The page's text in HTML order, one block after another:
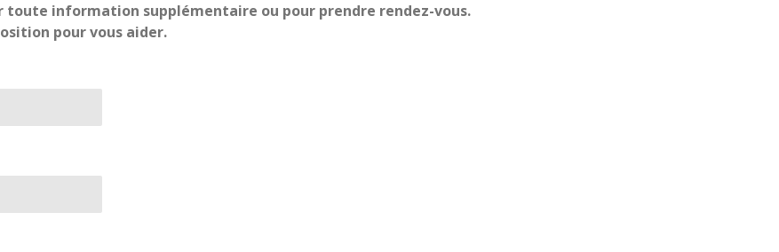
toute information supplémentaire ou pour prendre rendez-vous.
pour vous aider.